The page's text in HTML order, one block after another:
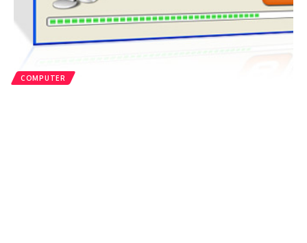
COMPUTER